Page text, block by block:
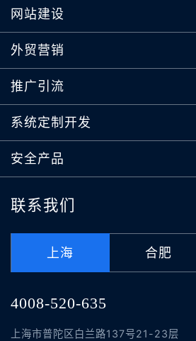
网站建设
外贸营销
推广引流
系统定制开发
安全产品
联系我们
上海 合肥
4008-520-635
上海市普陀区白兰路137号21-23层